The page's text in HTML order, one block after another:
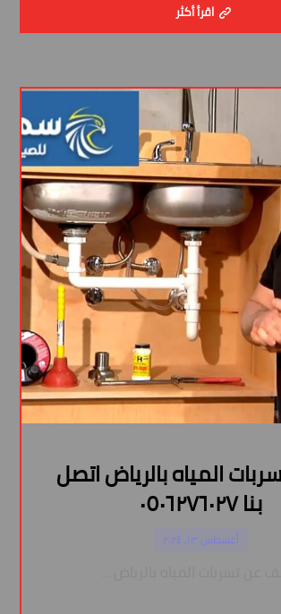
اقرأ أكثر
المياه بالرياض اتصل
بنا ٠٥٠٦٢٧٦٠٢٧
أغسطس ١٣, ٢٠٢٤